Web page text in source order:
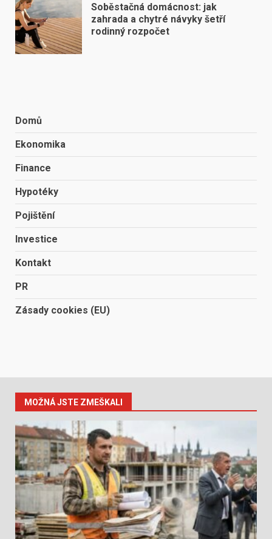
Soběstačná domácnost: jak
zahrada a chytré návyky šetří
rodinný rozpočet
Domů
Ekonomika
Finance
Hypotéky
Pojištění
Investice
Kontakt
PR
Zásady cookies (EU)
MOŽNÁ JSTE ZMEŠKALI